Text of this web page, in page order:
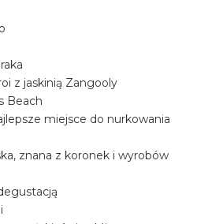
z jaskinią Zangooly
Beach
miejsce do nurkowania
znana z koronek i wyrobów